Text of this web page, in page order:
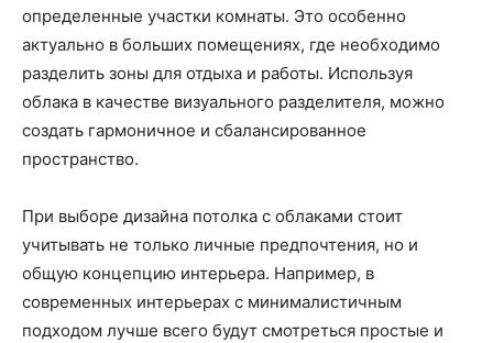
определенные участки комнаты. Это особенно
актуально в больших помещениях, где необходимо
разделить зоны для отдыха и работы. Используя
облака в качестве визуального разделителя, можно
создать гармоничное и сбалансированное
пространство.
При выборе дизайна потолка с облаками стоит
учитывать не только личные предпочтения, но и
общую концепцию интерьера. Например, в
современных интерьерах с минималистичным
подходом лучше всего будут смотреться простые и